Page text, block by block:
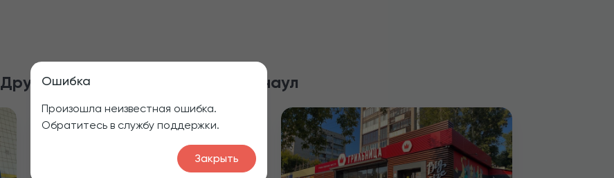
Ошибка
Произошла неизвестная ошибка.
Обратитесь в службу поддержки.
Закрыть
Другие рестораны в городе Барнаул